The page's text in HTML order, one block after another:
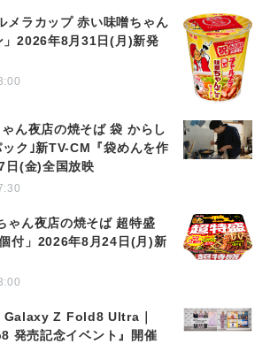
メラカップ 赤い味噌ちゃん
」2026年8月31日(月)新発
ん夜店の焼そば 袋 からし
ク｣新TV-CM『袋めんを作
日(金)全国放映
ゃん夜店の焼そば 超特盛
付」2026年8月24日(月)新
Galaxy Z Fold8 Ultra｜
発売記念イベント』開催